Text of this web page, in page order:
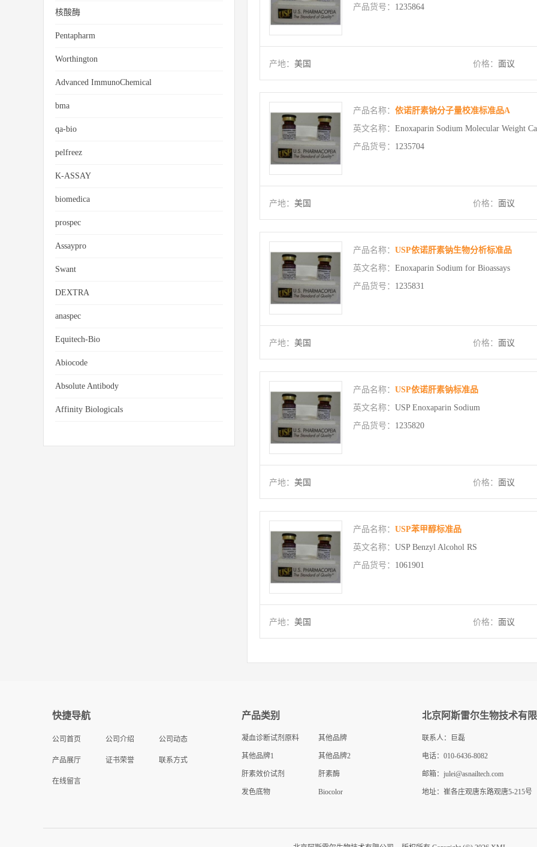
核酸酶
Pentapharm
Worthington
Advanced ImmunoChemical
bma
qa-bio
pelfreez
K-ASSAY
biomedica
prospec
Assaypro
Swant
DEXTRA
anaspec
Equitech-Bio
Abiocode
Absolute Antibody
Affinity Biologicals
产品货号： 1235864
产地： 美国 价格： 面议
产品名称： 依诺肝素钠分子量校准标准品A
英文名称： Enoxaparin Sodium Molecular Weight
产品货号： 1235704
产地： 美国 价格： 面议
产品名称： USP依诺肝素钠生物分析标准品
英文名称： Enoxaparin Sodium for Bioassays
产品货号： 1235831
产地： 美国 价格： 面议
产品名称： USP依诺肝素钠标准品
英文名称： USP Enoxaparin Sodium
产品货号： 1235820
产地： 美国 价格： 面议
产品名称： USP苯甲醇标准品
英文名称： USP Benzyl Alcohol RS
产品货号： 1061901
产地： 美国 价格： 面议
快捷导航
公司首页 公司介绍 公司动态
产品展厅 证书荣誉 联系方式
在线留言
产品类别
凝血诊断试剂原料 其他品牌
其他品牌1 其他品牌2
肝素效价试剂 肝素酶
发色底物 Biocolor
北京阿斯雷尔生物技术有
联系人：巨磊
电话：010-6436-8082
邮箱： julei@asnailtech.com
地址：崔各庄观唐东路观唐5-215号